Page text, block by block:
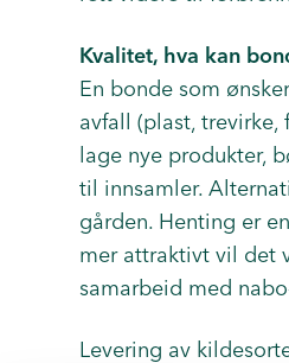
Kvalitet, hva kan
En bonde som
avfall (plast,
lage nye produkter,
til innsamler.
gården. Henting er
mer attraktivt vil det
samarbeid med
Levering av